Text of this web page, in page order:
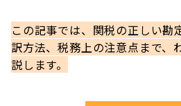
この記事では、関税の正しい勘
訳方法、税務上の注意点まで、
説します。